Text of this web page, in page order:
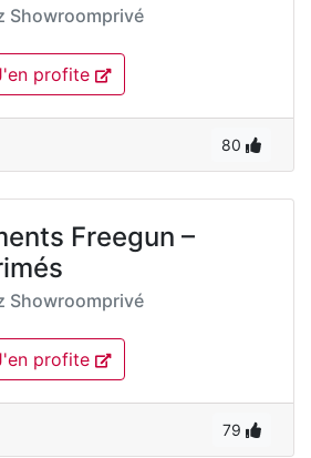
Showroomprivé
profite
80
Freegun –
Showroomprivé
profite
79